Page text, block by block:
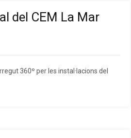
del CEM La Mar
360º per les instal·lacions del